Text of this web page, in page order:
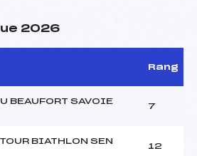
2026
Rang
BEAUFORT SAVOIE
7
BIATHLON SEN
12